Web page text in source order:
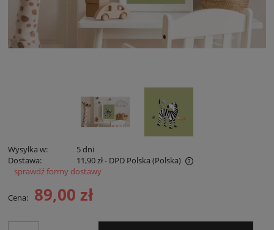
Wysyłka w:
5 dni
Dostawa:
11,90 zł- DPD Polska (Polska)
Cena nie zawiera ewentualnych kosztów płatności
sprawdź formy dostawy
Cena: 89,00 zł